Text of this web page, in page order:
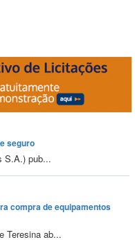
seguro
S.A.) pub...
compra de equipamentos
Teresina ab...